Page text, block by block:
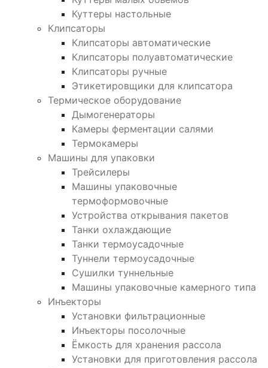
Куттеры настольные
Клипсаторы
Клипсаторы автоматические
Клипсаторы полуавтоматические
Клипсаторы ручные
Этикетировщики для клипсатора
Термическое оборудование
Дымогенераторы
Камеры ферментации салями
Термокамеры
Машины для упаковки
Трейсилеры
Машины упаковочные
термоформовочные
Устройства открывания пакетов
Танки охлаждающие
Танки термоусадочные
Туннели термоусадочные
Сушилки туннельные
Машины упаковочные камерного типа
Инъекторы
Установки фильтрационные
Инъекторы посолочные
Ёмкость для хранения рассола
Установки для приготовления рассола